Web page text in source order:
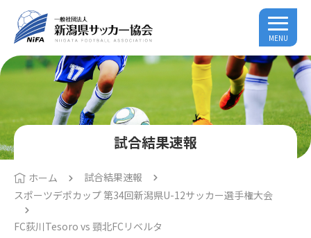
MENU
試合結果速報
ホーム
試合結果速報
スポーツデポカップ 第34回新潟県U-12サッカー選手権大会
FC荻川Tesoro vs 頸北FCリベルタ